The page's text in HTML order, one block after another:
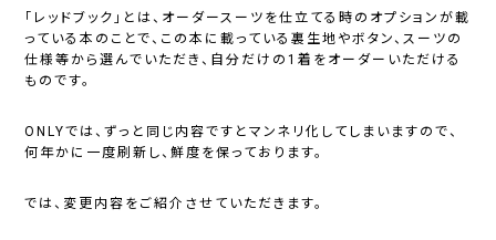
「レッドブック」とは、オーダースーツを仕立てる時のオプションが載
っている本のことで、この本に載っている裏生地やボタン、スーツの
仕様等から選んでいただき、自分だけの1着をオーダーいただける
ものです。
ONLYでは、ずっと同じ内容ですとマンネリ化してしまいますので、
何年かに一度刷新し、鮮度を保っております。
では、変更内容をご紹介させていただきます。